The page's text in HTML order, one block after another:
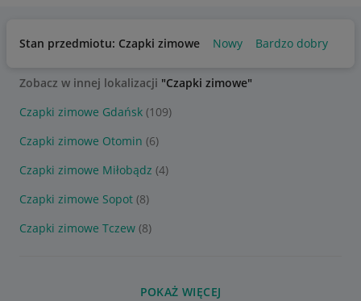
Stan przedmiotu: Czapki zimowe Nowy Bardzo dobry
Zobacz w innej lokalizacji "Czapki zimowe"
Czapki zimowe Gdańsk (109)
Czapki zimowe Otomin (6)
Czapki zimowe Miłobądz (4)
Czapki zimowe Sopot (8)
Czapki zimowe Tczew (8)
POKAŻ WIĘCEJ